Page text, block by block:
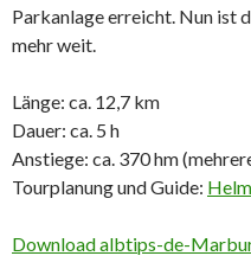
Parkanlage erreicht. Nun ist
mehr weit.
Länge: ca. 12,7 km
Dauer: ca. 5 h
Anstiege: ca. 370 hm
Tourplanung und Guide:
Download albtips-de-